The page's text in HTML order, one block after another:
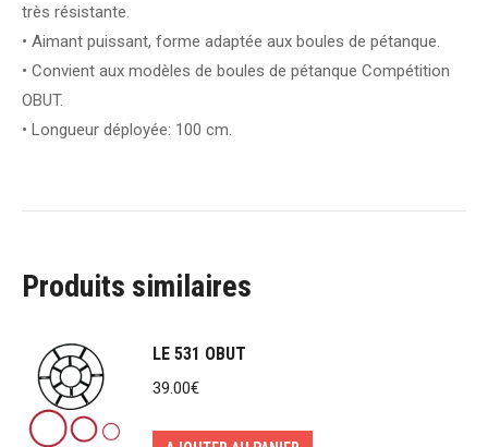
très résistante.
• Aimant puissant, forme adaptée aux boules de pétanque.
• Convient aux modèles de boules de pétanque Compétition
OBUT.
• Longueur déployée: 100 cm.
Produits similaires
LE 531 OBUT
39.00€